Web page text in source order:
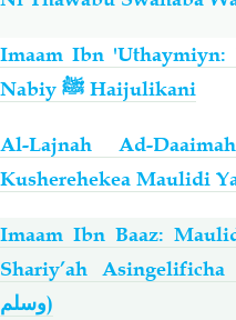
Imaam Ibn
Nabiy ﷺ Haijulikani
Al-Lajnah Ad-
Kusherehekea Maulidi
Imaam Ibn Baaz:
Shariy’ah
وسلم)